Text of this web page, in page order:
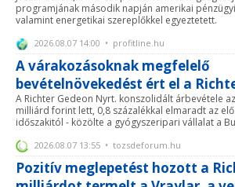
programjának második napján amerikai
valamint energetikai szereplőkkel egyeztetett.
2026.08.07 14:00 • profitline.hu
A várakozásoknak megfelelő
bevételnövekedést ért el a
A Richter Gedeon Nyrt. konszolidált árbevétele
milliárd forint lett, 0,8 százalékkal elmaradt az
időszakitól - közölte a gyógyszeripari vállalat a
2026.08.07 13:55 • tozsdeforum.hu
Pozitív meglepetést hozott a